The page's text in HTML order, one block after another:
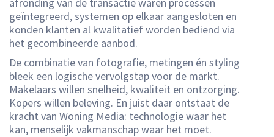
geïntegreerd, systemen op elkaar aangesloten en
konden klanten al kwalitatief worden bediend via
het gecombineerde aanbod.
De combinatie van fotografie, metingen én styling
bleek een logische vervolgstap voor de markt.
Makelaars willen snelheid, kwaliteit en ontzorging.
Kopers willen beleving. En juist daar ontstaat de
kracht van Woning Media: technologie waar het
kan, menselijk vakmanschap waar het moet.